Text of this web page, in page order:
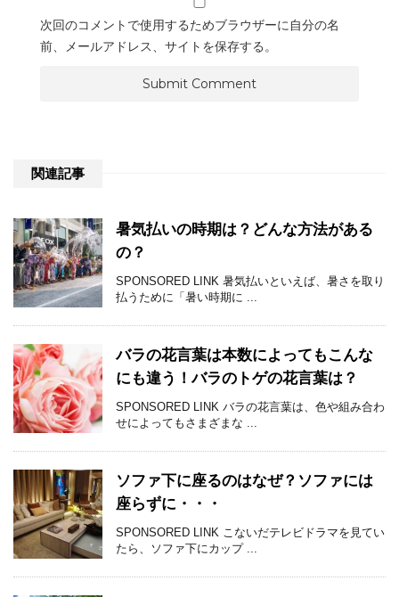
次回のコメントで使用するためブラウザーに自分の名
前、メールアドレス、サイトを保存する。
関連記事
暑気払いの時期は？どんな方法がある
の？
SPONSORED LINK 暑気払いといえば、暑さを取り
払うために「暑い時期に ...
バラの花言葉は本数によってもこんな
にも違う！バラのトゲの花言葉は？
SPONSORED LINK バラの花言葉は、色や組み合わ
せによってもさまざまな ...
ソファ下に座るのはなぜ？ソファには
座らずに・・・
SPONSORED LINK こないだテレビドラマを見てい
たら、ソファ下にカップ ...